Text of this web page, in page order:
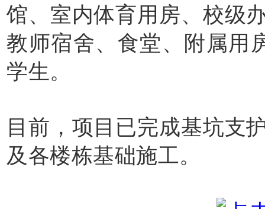
馆、室内体育用房、校级
教师宿舍、食堂、附属用
学生。
目前，项目已完成基坑支
及各楼栋基础施工。